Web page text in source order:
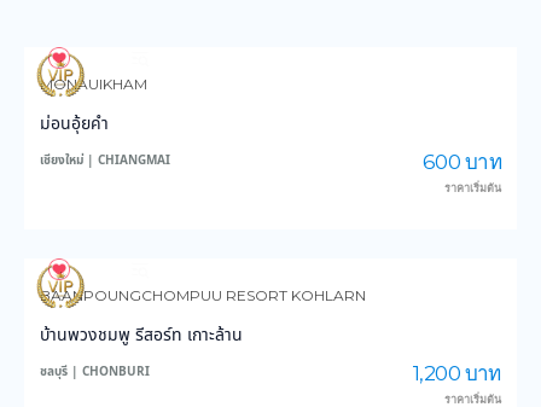
4,004
MONAUIKHAM
ม่อนอุ้ยคำ
เชียงใหม่ | CHIANGMAI 600 บาท
ราคาเริ่มต้น
4,199
BAANPOUNGCHOMPUU RESORT KOHLARN
บ้านพวงชมพู รีสอร์ท เกาะล้าน
ชลบุรี | CHONBURI 1,200 บาท
ราคาเริ่มต้น